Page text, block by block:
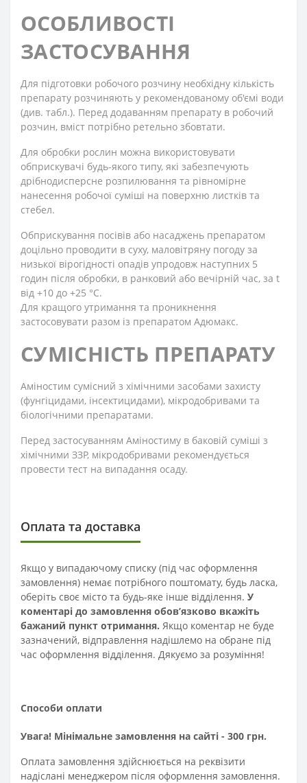
ОСОБЛИВОСТІ
ЗАСТОСУВАННЯ
Для підготовки робочого розчину необхідну кількість
препарату розчиняють у рекомендованому об'ємі води
(див. табл.). Перед додаванням препарату в робочий
розчин, вміст потрібно ретельно збовтати.
Для обробки рослин можна використовувати
обприскувачі будь-якого типу, які забезпечують
дрібнодисперсне розпилювання та рівномірне
нанесення робочої суміші на поверхню листків та
стебел.
Обприскування посівів або насаджень препаратом
доцільно проводити в суху, маловітряну погоду за
низької вірогідності опадів упродовж наступних 5
годин після обробки, в ранковий або вечірній час, за t
від +10 до +25 °С.
Для кращого утримання та проникнення
застосовувати разом із препаратом Адюмакс.
СУМІСНІСТЬ ПРЕПАРАТУ
Аміностим сумісний з хімічними засобами захисту
(фунгіцидами, інсектицидами), мікродобривами та
біологічними препаратами.
Перед застосуванням Аміностиму в баковій суміші з
хімічними ЗЗР, мікродобривами рекомендується
провести тест на випадання осаду.
Оплата та доставка
Якщо у випадаючому списку (під час оформлення
замовлення) немає потрібного поштомату, будь ласка,
оберіть своє місто та будь-яке інше відділення. У
коментарі до замовлення обов’язково вкажіть
бажаний пункт отримання. Якщо коментар не буде
зазначений, відправлення надішлемо на обране під
час оформлення відділення. Дякуємо за розуміння!
Способи оплати
Увага! Мінімальне замовлення на сайті - 300 грн.
Оплата замовлення здійснюється на реквізити
надіслані менеджером після оформлення замовлення.